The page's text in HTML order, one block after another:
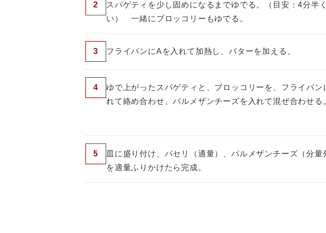
2
スパゲティを少し固めになるまでゆでる。（目安：4分半
い） 一緒にブロッコリーもゆでる。
3 フライパンにAを入れて加熱し、バターを加える。
4
ゆで上がったスパゲティと、ブロッコリーを、フライパン
れて絡め合わせ、パルメザンチーズを入れて混ぜ合わせる
5
皿に盛り付け、パセリ（適量）、パルメザンチーズ（分量
を適量ふりかけたら完成。